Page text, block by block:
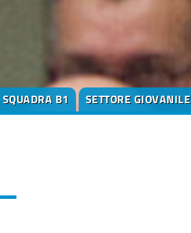
SQUADRA B1 SETTORE GIOVANILE